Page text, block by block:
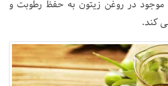
همچنین ویتامین A و E موجود در روغن زیتون به حفظ رطوبت و
کند.